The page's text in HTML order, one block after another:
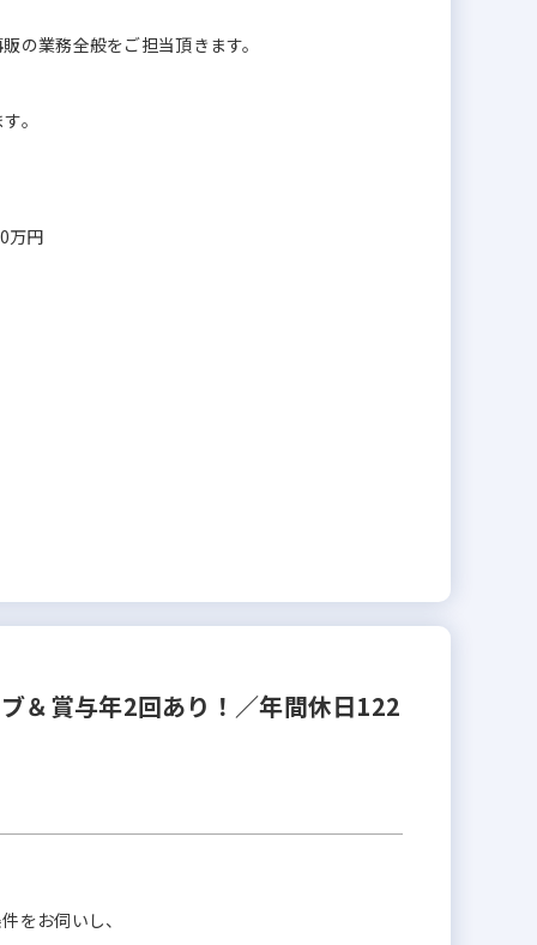
の業務全般をご担当頂きます。
。
万円
＆賞与年2回あり！／年間休日122
をお伺いし、